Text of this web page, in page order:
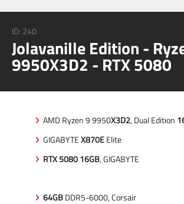
ID: 240
Jolavanille Edition -
9950X3D2 - RTX 5080
AMD Ryzen 9 9950X3D2, Dual Edition
GIGABYTEX870EElite
RTX 5080 16GB, GIGABYTE
64GBDDR5-6000, Corsair